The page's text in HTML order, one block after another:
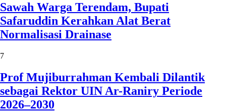
Sawah Warga Terendam, Bupati
Safaruddin Kerahkan Alat Berat
Normalisasi Drainase
7
Prof Mujiburrahman Kembali Dilantik
sebagai Rektor UIN Ar-Raniry Periode
2026–2030